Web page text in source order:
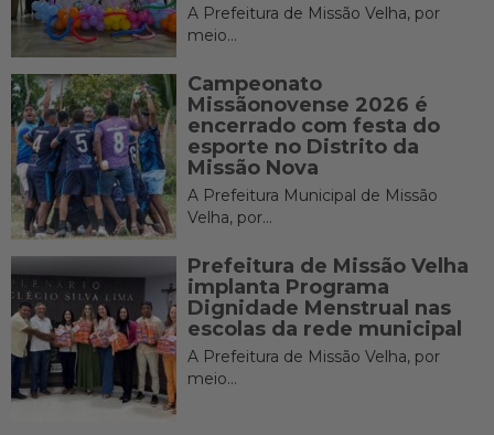
A Prefeitura de Missão Velha, por
meio...
Campeonato
Missãonovense 2026 é
encerrado com festa do
esporte no Distrito da
Missão Nova
A Prefeitura Municipal de Missão
Velha, por...
Prefeitura de Missão Velha
implanta Programa
Dignidade Menstrual nas
escolas da rede municipal
A Prefeitura de Missão Velha, por
meio...